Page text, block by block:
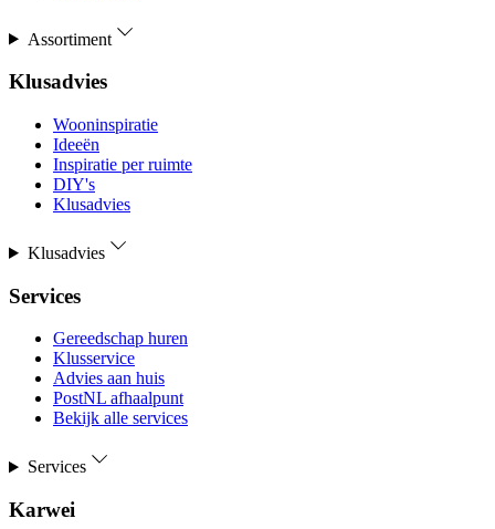
Assortiment
Klusadvies
Wooninspiratie
Ideeën
Inspiratie per ruimte
DIY's
Klusadvies
Klusadvies
Services
Gereedschap huren
Klusservice
Advies aan huis
PostNL afhaalpunt
Bekijk alle services
Services
Karwei